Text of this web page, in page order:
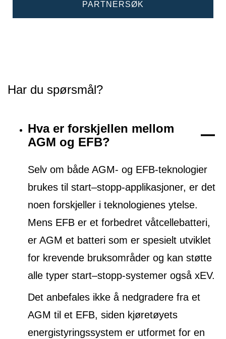
PARTNERSØK
Har du spørsmål?
Hva er forskjellen mellom
AGM og EFB?
Selv om både AGM- og EFB-teknologier
brukes til start–stopp-applikasjoner, er det
noen forskjeller i teknologienes ytelse.
Mens EFB er et forbedret våtcellebatteri,
er AGM et batteri som er spesielt utviklet
for krevende bruksområder og kan støtte
alle typer start–stopp-systemer også xEV.
Det anbefales ikke å nedgradere fra et
AGM til et EFB, siden kjøretøyets
energistyringssystem er utformet for en